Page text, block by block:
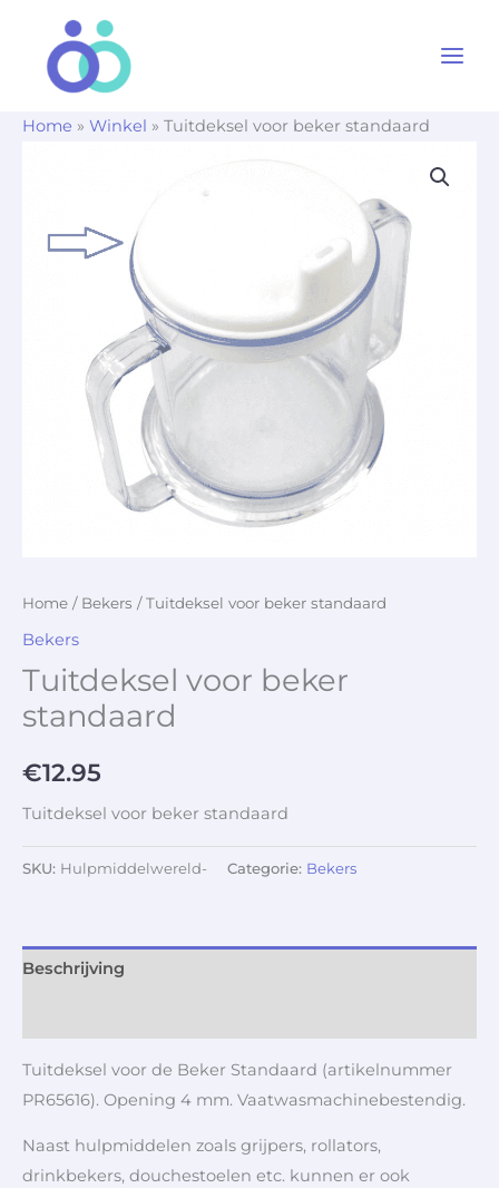
Home » Winkel » Tuitdeksel voor beker standaard
Home / Bekers / Tuitdeksel voor beker standaard
Bekers
Tuitdeksel voor beker
standaard
€12.95
Tuitdeksel voor beker standaard
SKU: Hulpmiddelwereld- Categorie: Bekers
Beschrijving
Tuitdeksel voor de Beker Standaard (artikelnummer
PR65616). Opening 4 mm. Vaatwasmachinebestendig.
Naast hulpmiddelen zoals grijpers, rollators,
drinkbekers, douchestoelen etc. kunnen er ook